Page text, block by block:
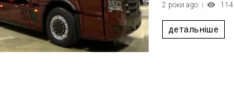
2 роки ago
114
детальніше